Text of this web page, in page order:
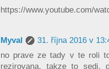
https://www.youtube.com/
Myval
31. října 2016 v
no prave ze tady v te roli
rezirovana, takze to sedi.